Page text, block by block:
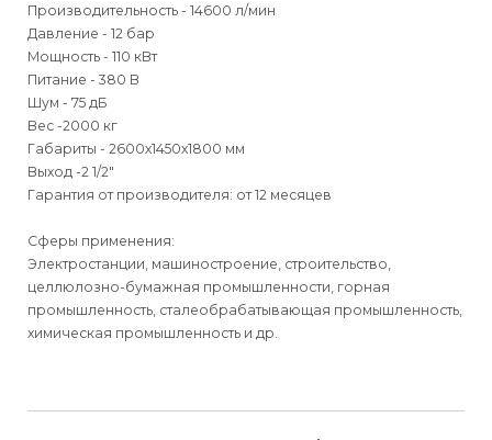
Производительность - 14600 л/мин
Давление - 12 бар
Мощность - 110 кВт
Питание - 380 В
Шум - 75 дБ
Вес -2000 кг
Габариты - 2600х1450х1800 мм
Выход -2 1/2"
Гарантия от производителя: от 12 месяцев
Сферы применения:
Электростанции, машиностроение, строительство,
целлюлозно-бумажная промышленности, горная
промышленность, сталеобрабатывающая промышленность,
химическая промышленность и др.
лиц
Способыдоставки
лиц